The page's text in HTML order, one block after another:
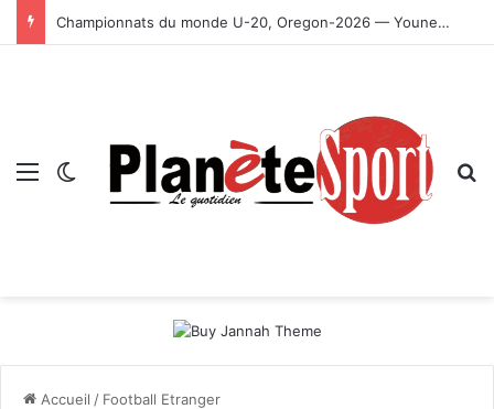
Championnats du monde U-20, Oregon-2026 — Younes Ayachi décroche la médaille d’or
Menu Switch skin
Accueil / Football Etranger